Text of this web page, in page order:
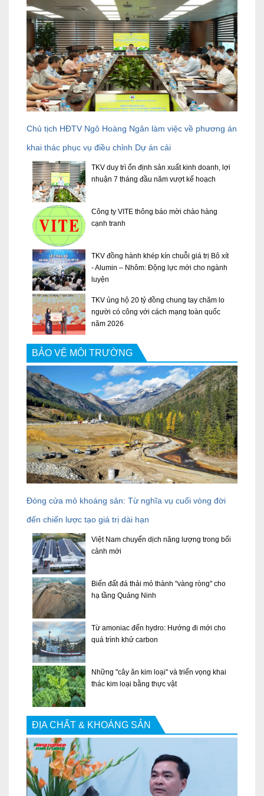
Chủ tịch HĐTV Ngô Hoàng Ngân làm việc về phương án
khai thác phục vụ điều chỉnh Dự án cải
TKV duy trì ổn định sản xuất kinh doanh, lợi
nhuận 7 tháng đầu năm vượt kế hoạch
Công ty VITE thông báo mời chào hàng
cạnh tranh
TKV đồng hành khép kín chuỗi giá trị Bô xít
- Alumin – Nhôm: Động lực mới cho ngành
luyện
TKV ủng hộ 20 tỷ đồng chung tay chăm lo
người có công với cách mạng toàn quốc
năm 2026
BẢO VỆ MÔI TRƯỜNG
Đóng cửa mỏ khoáng sản: Từ nghĩa vụ cuối vòng đời
đến chiến lược tạo giá trị dài hạn
Việt Nam chuyển dịch năng lượng trong bối
cảnh mới
Biến đất đá thải mỏ thành "vàng ròng" cho
hạ tầng Quảng Ninh
Từ amoniac đến hydro: Hướng đi mới cho
quá trình khử carbon
Những "cây ăn kim loại" và triển vọng khai
thác kim loại bằng thực vật
ĐỊA CHẤT & KHOÁNG SẢN